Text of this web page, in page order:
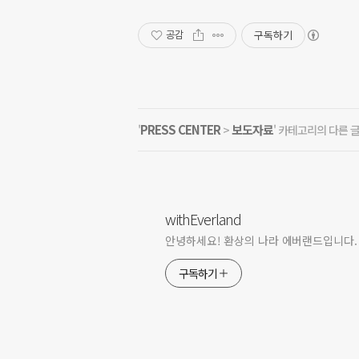
공감 구독하기
'PRESS CENTER>보도자료' 카테고리의 다른 글
withEverland
안녕하세요! 환상의 나라 에버랜드입니다.
구독하기